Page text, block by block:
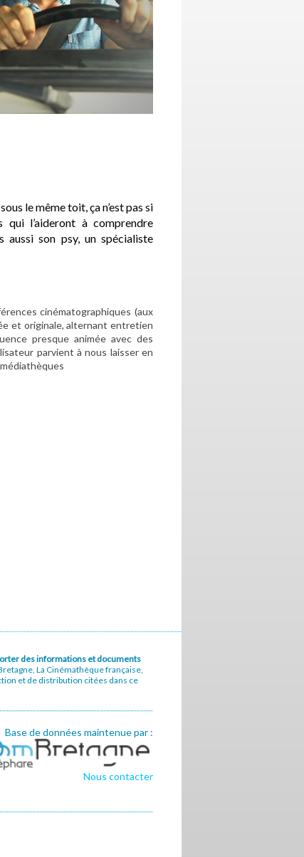
le même toit, ça n’est pas si
l’aideront à comprendre
aussi son psy, un spécialiste
cinématographiques (aux
et originale, alternant entretien
presque animée avec des
parvient à nous laisser en
des informations et documents
La Cinémathèque française,
et de distribution citées dans ce
Base de données maintenue par :
Nous contacter